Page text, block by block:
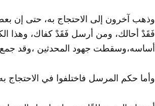
وذهب آخرون إلى الاحتجاج به، حتى إن
فَقَدْ أحالك، ومن أرسل فَقَدْ كفاك، وهذا
أساسه،وسقطت جهود المحدثين ،وقد
وأما حكم المرسل فاختلفوا في الاحتجاج